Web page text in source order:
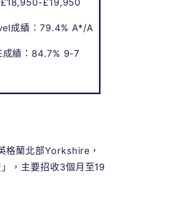
£18,950-£19,950
成績：79.4% A*/A
成績：84.7% 9-7
格蘭北部Yorkshire，
，主要招收3個月至19